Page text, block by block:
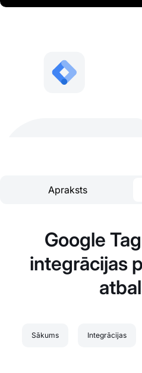
Apraksts
Google
integrācijas
Sākums Integrācijas